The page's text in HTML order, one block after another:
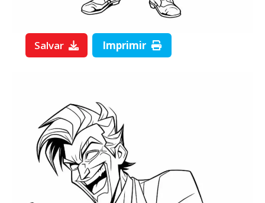
Salvar Imprimir